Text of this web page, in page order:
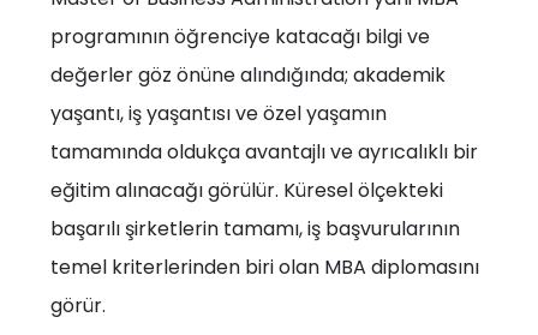
programının öğrenciye katacağı bilgi ve
değerler göz önüne alındığında; akademik
yaşantı, iş yaşantısı ve özel yaşamın
tamamında oldukça avantajlı ve ayrıcalıklı bir
eğitim alınacağı görülür. Küresel ölçekteki
başarılı şirketlerin tamamı, iş başvurularının
temel kriterlerinden biri olan MBA diplomasını
görür.